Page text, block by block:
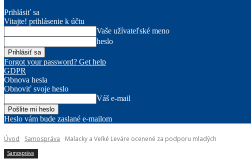
Prihlásiť sa
Vitajte! prihlásenie k účtu
Vaše užívateľské meno
heslo
Forgot your password? Get help
GDPR
Obnova hesla
Obnoviť svoje heslo
Váš e-mail
Heslo vám bude zaslané e-mailom
Úvod Samospráva Malacky a Veľké Leváre ocenené za podporu mladých
Samospráva